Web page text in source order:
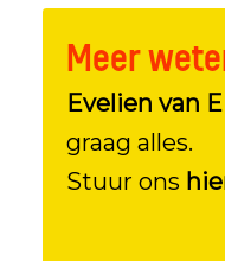
Meer
Evelien van
graag alles.
Stuur ons